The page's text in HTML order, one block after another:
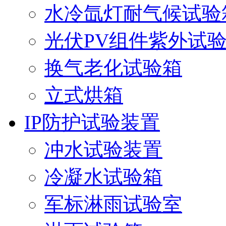
水冷氙灯耐气候试验
光伏PV组件紫外试
换气老化试验箱
立式烘箱
IP防护试验装置
冲水试验装置
冷凝水试验箱
军标淋雨试验室